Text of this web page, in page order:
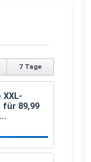
7 Tage
89,99